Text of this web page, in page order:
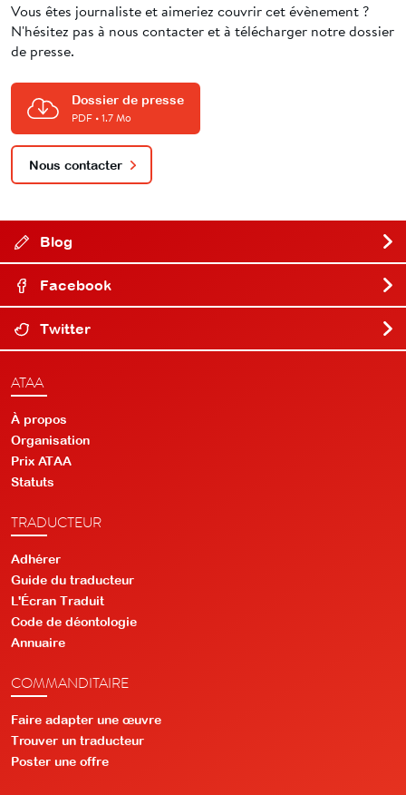
Vous êtes journaliste et aimeriez couvrir cet évènement ?
N'hésitez pas à nous contacter et à télécharger notre dossier
de presse.
Dossier de presse
PDF • 1.7 Mo
Nous contacter
Blog
Facebook
Twitter
ATAA
À propos
Organisation
Prix ATAA
Statuts
TRADUCTEUR
Adhérer
Guide du traducteur
L'Écran Traduit
Code de déontologie
Annuaire
COMMANDITAIRE
Faire adapter une œuvre
Trouver un traducteur
Poster une offre